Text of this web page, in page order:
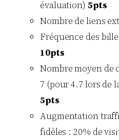
évaluation) 5pts
Nombre de liens
Fréquence des
10pts
Nombre moyen de
7 (pour 4.7 lors de
5pts
Augmentation
fidèles : 20% de